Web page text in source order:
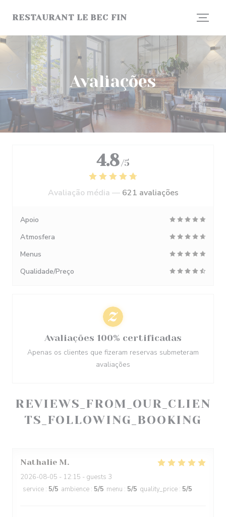
RESTAURANT LE BEC FIN
Avaliações
REVIEWS_FROM_OUR_CLIEN
TS_FOLLOWING_BOOKING
Nathalie M
2026-08-05 - 12:15 - guests 3
service : 5/5 ambience : 5/5 menu : 5/5 quality_price : 5/5
4.8 /5
Avaliação média — 621 avaliações
Apoio
Atmosfera
Menus
Qualidade/Preço
Avaliações 100% certificadas
Apenas os clientes que fizeram reservas submeteram
avaliações